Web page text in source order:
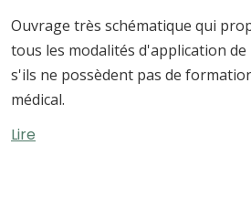
Ouvrage très schématique qui
tous les modalités d'application
s'ils ne possèdent pas de
médical.
Lire